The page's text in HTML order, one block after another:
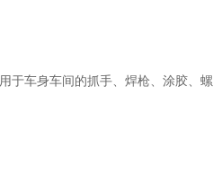
于车身车间的抓手、焊枪、涂胶、螺